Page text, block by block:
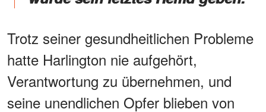
Trotz seiner gesundheitlichen Probleme
hatte Harlington nie aufgehört,
Verantwortung zu übernehmen, und
seine unendlichen Opfer blieben von